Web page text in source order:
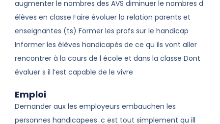
augmenter le nombres des AVS diminuer le nombres d
élèves en classe Faire évoluer la relation parents et
enseignantes (ts) Former les profs sur le handicap
Informer les élèves handicapés de ce qu ils vont aller
rencontrer à la cours de l école et dans la classe Dont
évaluer s il l’est capable de le vivre
Emploi
Demander aux les employeurs embauchen les
personnes handicapees .c est tout simplement qu ill